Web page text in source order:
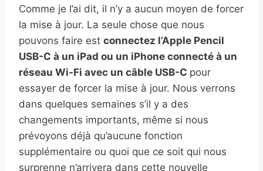
Comme je l’ai dit, il n’y a aucun moyen de forcer
la mise à jour. La seule chose que nous
pouvons faire est connectez l’Apple Pencil
USB-C à un iPad ou un iPhone connecté à un
réseau Wi-Fi avec un câble USB-C pour
essayer de forcer la mise à jour. Nous verrons
dans quelques semaines s’il y a des
changements importants, même si nous
prévoyons déjà qu’aucune fonction
supplémentaire ou quoi que ce soit qui nous
surprenne n’arrivera dans cette nouvelle